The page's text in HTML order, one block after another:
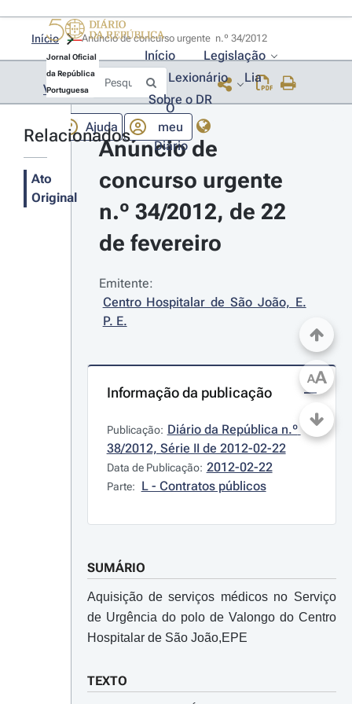
Jornal Oficial
da República
Portuguesa
Início
Legislação
Lexionário
Lia
Sobre o DR
Ajuda
O
meu
Diário
Início
Voltar
Relacionados
Ato
Original
Anúncio de
concurso urgente
n.º 34/2012, de 22
de fevereiro
Emitente:
Centro Hospitalar de São João, E.
P. E.
Informação da publicação
Publicação: Diário da República n.º
38/2012, Série II de 2012-02-22
Data de Publicação: 2012-02-22
Parte: L - Contratos públicos
SUMÁRIO
Aquisição de serviços médicos no Serviço
de Urgência do polo de Valongo do Centro
Hospitalar de São João,EPE
TEXTO
AA